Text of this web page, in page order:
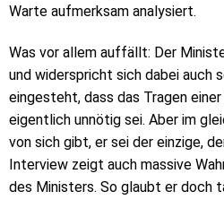
Warte aufmerksam analysiert.
Was vor allem auffällt: Der
und widerspricht sich dabei auch
eingesteht, dass das Tragen
eigentlich unnötig sei. Aber im
von sich gibt, er sei der einzige,
Interview zeigt auch massive
des Ministers. So glaubt er doch